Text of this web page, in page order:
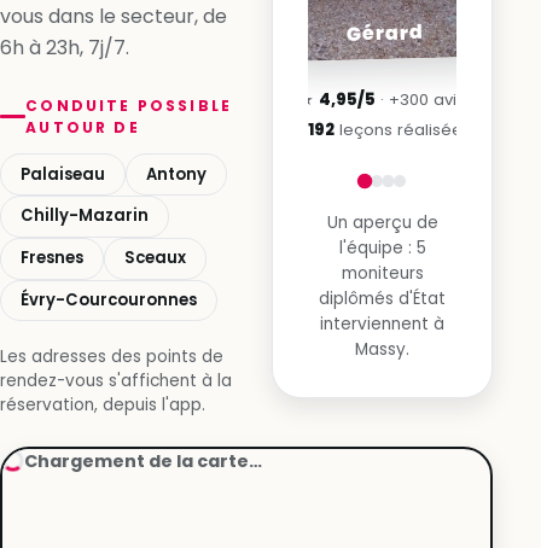
vous dans le secteur, de
6h à 23h, 7j/7.
CONDUITE POSSIBLE
AUTOUR DE
Palaiseau
Antony
Chilly-Mazarin
Fresnes
Sceaux
Évry-Courcouronnes
Les adresses des points de
rendez-vous s'affichent à la
réservation, depuis l'app.
Gérard
★ 4,95/5 · +300 avis
3 192leçons réalisées
Un aperçu de
l'équipe : 5
moniteurs
diplômés d'État
interviennent à
Massy.
Chargement de la carte…